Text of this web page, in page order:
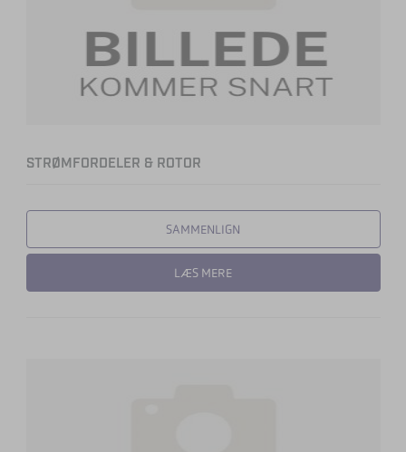
STRØMFORDELER & ROTOR
SAMMENLIGN
LÆS MERE